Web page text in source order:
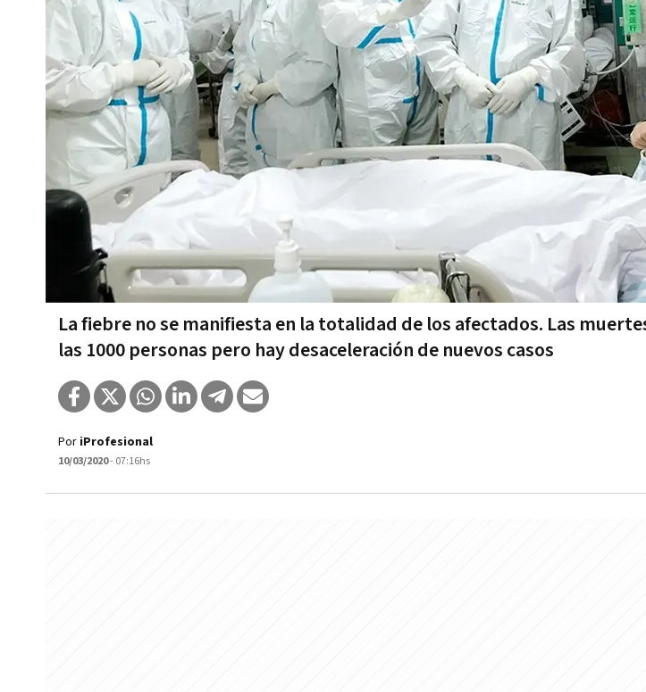
La fiebre no se manifiesta en la totalidad de los afectados. Las
las 1000 personas pero hay desaceleración de nuevos casos
Por iProfesional
10/03/2020- 07:16hs